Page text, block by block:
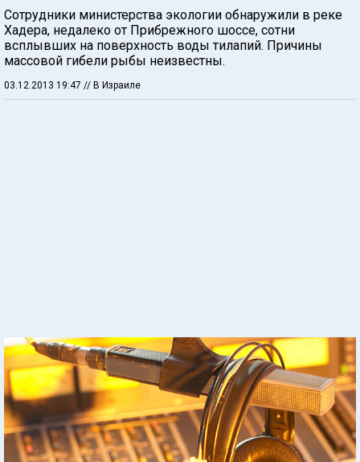
Сотрудники министерства экологии обнаружили в реке
Хадера, недалеко от Прибрежного шоссе, сотни
всплывших на поверхность воды тилапий. Причины
массовой гибели рыбы неизвестны.
03.12.2013 19:47 // В Израиле